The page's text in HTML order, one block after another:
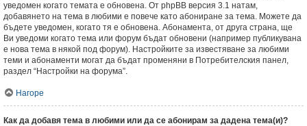
уведомен когато темата е обновена. От phpBB версия 3.1 натам,
добавянето на тема в любими е повече като абониране за тема. Можете да
бъдете уведомен, когато тя е обновена. Абонамента, от друга страна, ще
Ви уведоми когато тема или форум бъдат обновени (например публикувана
е нова тема в някой под форум). Настройките за известяване за любими
теми и абонаменти могат да бъдат променяни в Потребителския панел,
раздел “Настройки на форума”.
Нагоре
Как да добавя тема в любими или да се абонирам за дадена тема(и)?